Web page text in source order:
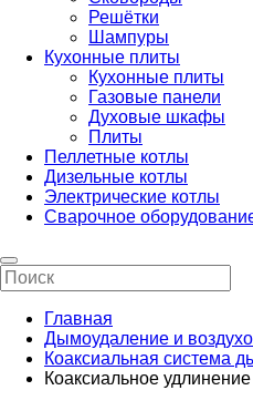
Решётки
Шампуры
Кухонные плиты
Кухонные плиты
Газовые панели
Духовые шкафы
Плиты
Пеллетные котлы
Дизельные котлы
Электрические котлы
Сварочное
Главная
Дымоудаление и
Коаксиальная система
Коаксиальное